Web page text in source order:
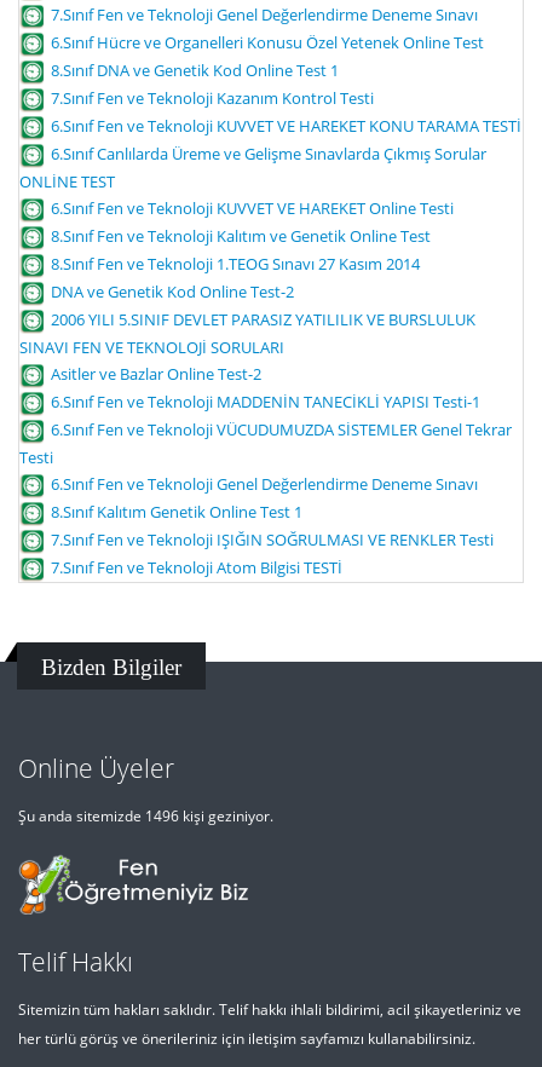
7.Sınıf Fen ve Teknoloji Genel Değerlendirme Deneme Sınavı
6.Sınıf Hücre ve Organelleri Konusu Özel Yetenek Online Test
8.Sınıf DNA ve Genetik Kod Online Test 1
7.Sınıf Fen ve Teknoloji Kazanım Kontrol Testi
6.Sınıf Fen ve Teknoloji KUVVET VE HAREKET KONU TARAMA TESTİ
6.Sınıf Canlılarda Üreme ve Gelişme Sınavlarda Çıkmış Sorular
ONLİNE TEST
6.Sınıf Fen ve Teknoloji KUVVET VE HAREKET Online Testi
8.Sınıf Fen ve Teknoloji Kalıtım ve Genetik Online Test
8.Sınıf Fen ve Teknoloji 1.TEOG Sınavı 27 Kasım 2014
DNA ve Genetik Kod Online Test-2
2006 YILI 5.SINIF DEVLET PARASIZ YATILILIK VE BURSLULUK
SINAVI FEN VE TEKNOLOJİ SORULARI
Asitler ve Bazlar Online Test-2
6.Sınıf Fen ve Teknoloji MADDENİN TANECİKLİ YAPISI Testi-1
6.Sınıf Fen ve Teknoloji VÜCUDUMUZDA SİSTEMLER Genel Tekrar
Testi
6.Sınıf Fen ve Teknoloji Genel Değerlendirme Deneme Sınavı
8.Sınıf Kalıtım Genetik Online Test 1
7.Sınıf Fen ve Teknoloji IŞIĞIN SOĞRULMASI VE RENKLER Testi
7.Sınıf Fen ve Teknoloji Atom Bilgisi TESTİ
Bizden Bilgiler
Online Üyeler
Şu anda sitemizde 1496 kişi geziniyor.
Telif Hakkı
Sitemizin tüm hakları saklıdır. Telif hakkı ihlali bildirimi, acil şikayetleriniz ve
her türlü görüş ve önerileriniz için iletişim sayfamızı kullanabilirsiniz.